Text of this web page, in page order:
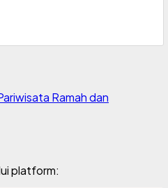
Ramah dan
platform: